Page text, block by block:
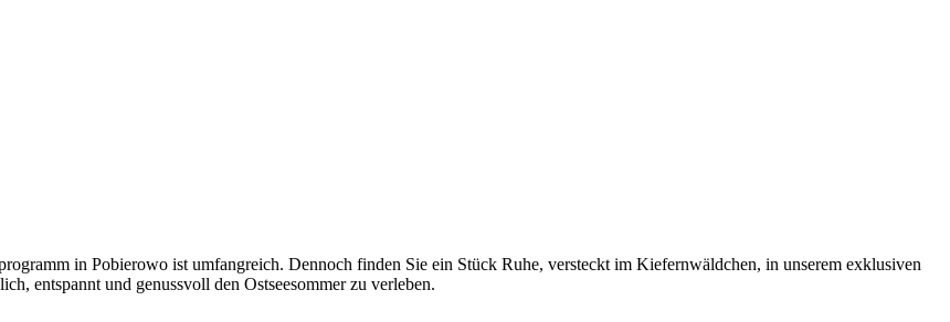
in Pobierowo ist umfangreich. Dennoch finden Sie ein Stück Ruhe, versteckt im Kiefernwäldchen, in unserem exklusiven
entspannt und genussvoll den Ostseesommer zu verleben.